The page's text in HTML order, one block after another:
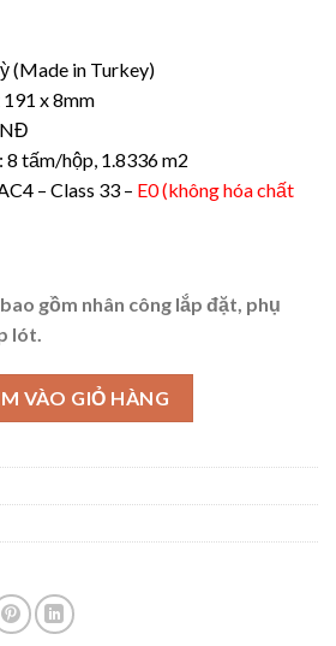
(Made in Turkey)
x 8mm
8 tấm/hộp, 1.8336 m2
– Class 33 – E0 (không hóa chất
gồm nhân công lắp đặt, phụ
lót.
928 số lượng
VÀO GIỎ HÀNG